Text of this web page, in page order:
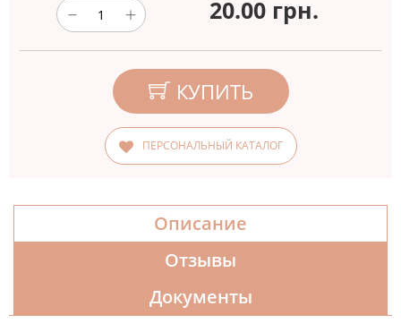
20.00 грн.
КУПИТЬ
ПЕРСОНАЛЬНЫЙ КАТАЛОГ
Описание
Отзывы
Документы